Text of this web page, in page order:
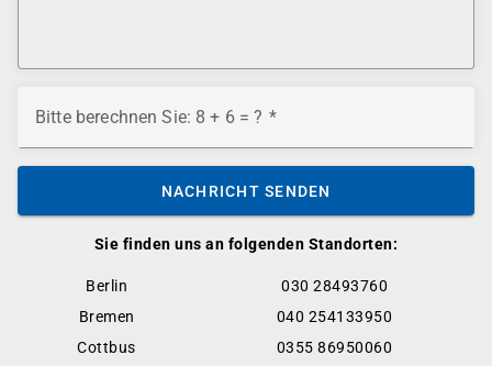
Sie finden uns an folgenden Standorten:
Berlin
030 28493760
Bremen
040 254133950
Cottbus
0355 86950060
Bitte berechnen Sie: 8 + 6 = ?
NACHRICHT SENDEN